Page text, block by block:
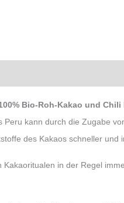
Bio-Roh-Kakao und Chili
kann durch die Zugabe
des Kakaos schneller
in der Regel